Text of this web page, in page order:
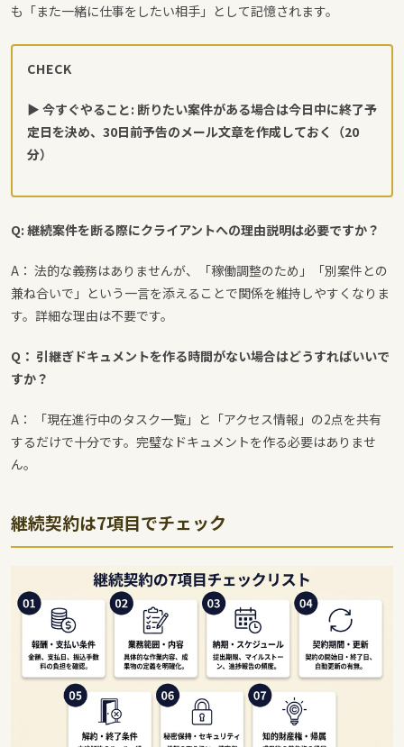
も「また一緒に仕事をしたい相手」として記憶されます。
CHECK
▶ 今すぐやること: 断りたい案件がある場合は今日中に終了予
定日を決め、30日前予告のメール文章を作成しておく（20
分）
Q: 継続案件を断る際にクライアントへの理由説明は必要ですか？
A： 法的な義務はありませんが、「稼働調整のため」「別案件との
兼ね合いで」という一言を添えることで関係を維持しやすくなりま
す。詳細な理由は不要です。
Q： 引継ぎドキュメントを作る時間がない場合はどうすればいいで
すか？
A： 「現在進行中のタスク一覧」と「アクセス情報」の2点を共有
するだけで十分です。完璧なドキュメントを作る必要はありませ
ん。
継続契約は7項目でチェック